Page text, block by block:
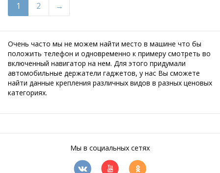
1 2
Очень часто мы не можем найти место в машине что бы
положить телефон и одновременно к примеру смотреть во
включенный навигатор на нем. Для этого придумали
автомобильные держатели гаджетов, у нас Вы сможете
найти данные крепления различных видов в разных ценовых
категориях.
Мы в социальных сетях